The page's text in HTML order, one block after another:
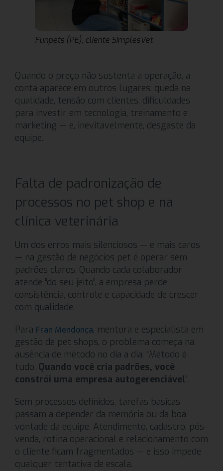
Funpets (PE), cliente SimplesVet
Quando o preço não sustenta a operação, a
conta aparece em outros lugares: queda na
qualidade, tensão com clientes, dificuldades
para investir em tecnologia, treinamento e
marketing — e, inevitavelmente, desgaste da
equipe.
Falta de padronização de
processos no pet shop e na
clínica veterinária
Um dos erros mais silenciosos — e mais caros
— na gestão de negócios pet é operar sem
padrões claros. Quando cada colaborador
atende “do seu jeito”, a empresa perde
consistência, controle e capacidade de crescer
com qualidade.
Para Fran Mendonça, mentora e especialista em
gestão de pet shops, o problema começa na
ausência de método no dia a dia: “Método é
tudo. Quando você cria padrões, você
constrói uma empresa autogerenciável”.
Sem processos definidos, tarefas básicas
passam a depender da memória ou da boa
vontade da equipe. Atendimento, cadastro, pós-
venda, rotina operacional e relacionamento com
o cliente ficam fragmentados — e isso impede
qualquer tentativa de escala.